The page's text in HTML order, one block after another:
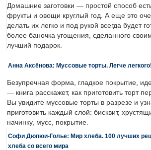
Домашние заготовки — простой способ
фрукты и овощи круглый год. А еще это
делать их легко и под рукой всегда будет
более баночка угощения, сделанного
лучший подарок.
Анна Аксёнова: Муссовые торты. Легче легкого!
Безупречная форма, гладкое покрытие,
— книга расскажет, как приготовить торт
Вы увидите муссовые торты в разрезе и
приготовить каждый слой: бисквит,
начинку, мусс, покрытие.
Софи Дюпюи-Голье: Мир хлеба. 100 лучших
хлеба со всего мира